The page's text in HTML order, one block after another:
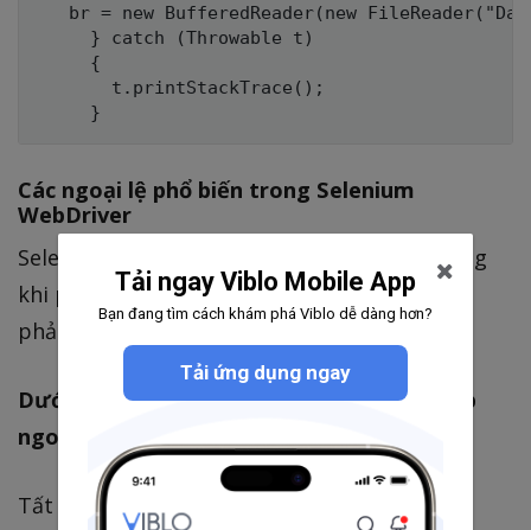
br = new BufferedReader(new
     } catch (Throwable t)
     {
       t.printStackTrace();
Các ngoại lệ phổ biến trong Selenium
WebDriver
Selenium có một tập các ngoại lệ riêng. Trong
khi phát triển các tập lệnh selenium bạn cần
phải xử lý hoặc loại bỏ những ngoại lệ này.
Dưới đây là một số ví dụ về các trường hợp
ngoại lệ này:
Tất cả các lớp thời gian chạy ngoại lệ trong
Tải ngay Viblo Mobile App
Bạn đang tìm cách khám phá Viblo dễ dàng hơn?
Tải ứng dụng ngay